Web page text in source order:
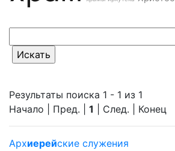
Результаты поиска 1 - 1 из 1
Начало | Пред. | 1 | След. | Конец
Архиерейские служения